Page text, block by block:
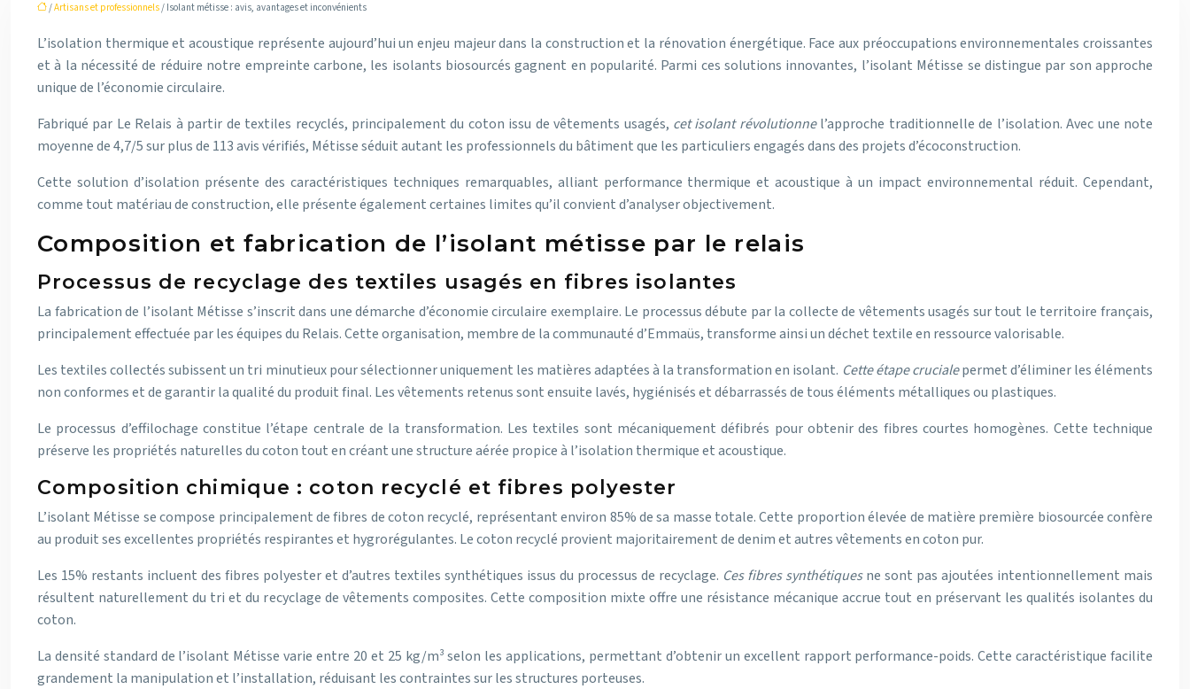
/Artisans et professionnels/ Isolant métisse : avis, avantages et inconvénients
L’isolation thermique et acoustique représente aujourd’hui un enjeu majeur dans la construction et la rénovation énergétique. Face aux préoccupations environnementales croissantes
et à la nécessité de réduire notre empreinte carbone, les isolants biosourcés gagnent en popularité. Parmi ces solutions innovantes, l’isolant Métisse se distingue par son approche
unique de l’économie circulaire.
Fabriqué par Le Relais à partir de textiles recyclés, principalement du coton issu de vêtements usagés, cet isolant révolutionnel’approche traditionnelle de l’isolation. Avec une note
moyenne de 4,7/5 sur plus de 113 avis vérifiés, Métisse séduit autant les professionnels du bâtiment que les particuliers engagés dans des projets d’écoconstruction.
Cette solution d’isolation présente des caractéristiques techniques remarquables, alliant performance thermique et acoustique à un impact environnemental réduit. Cependant,
comme tout matériau de construction, elle présente également certaines limites qu’il convient d’analyser objectivement.
Composition et fabrication de l’isolant métisse par le relais
Processus de recyclage des textiles usagés en fibres isolantes
La fabrication de l’isolant Métisse s’inscrit dans une démarche d’économie circulaire exemplaire. Le processus débute par la collecte de vêtements usagés sur tout le territoire français,
principalement effectuée par les équipes du Relais. Cette organisation, membre de la communauté d’Emmaüs, transforme ainsi un déchet textile en ressource valorisable.
Les textiles collectés subissent un tri minutieux pour sélectionner uniquement les matières adaptées à la transformation en isolant. Cette étape crucialepermet d’éliminer les éléments
non conformes et de garantir la qualité du produit final. Les vêtements retenus sont ensuite lavés, hygiénisés et débarrassés de tous éléments métalliques ou plastiques.
Le processus d’effilochage constitue l’étape centrale de la transformation. Les textiles sont mécaniquement défibrés pour obtenir des fibres courtes homogènes. Cette technique
préserve les propriétés naturelles du coton tout en créant une structure aérée propice à l’isolation thermique et acoustique.
Composition chimique : coton recyclé et fibres polyester
L’isolant Métisse se compose principalement de fibres de coton recyclé, représentant environ 85% de sa masse totale. Cette proportion élevée de matière première biosourcée confère
au produit ses excellentes propriétés respirantes et hygrorégulantes. Le coton recyclé provient majoritairement de denim et autres vêtements en coton pur.
Les 15% restants incluent des fibres polyester et d’autres textiles synthétiques issus du processus de recyclage. Ces fibres synthétiquesne sont pas ajoutées intentionnellement mais
résultent naturellement du tri et du recyclage de vêtements composites. Cette composition mixte offre une résistance mécanique accrue tout en préservant les qualités isolantes du
coton.
La densité standard de l’isolant Métisse varie entre 20 et 25 kg/m³ selon les applications, permettant d’obtenir un excellent rapport performance-poids. Cette caractéristique facilite
grandement la manipulation et l’installation, réduisant les contraintes sur les structures porteuses.